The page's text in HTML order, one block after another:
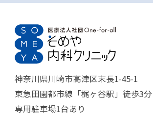
神奈川県川崎市高津区末長1-45-1
東急田園都市線「梶ヶ谷駅」徒歩3分
専用駐車場1台あり